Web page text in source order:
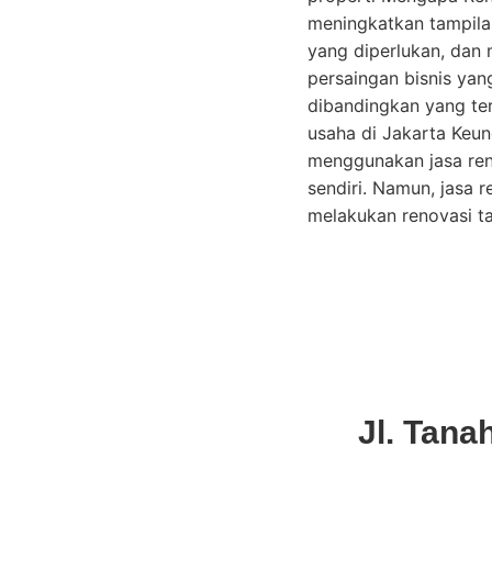
meningkatkan
yang diperlukan, dan
persaingan bisnis
dibandingkan yang
usaha di Jakarta
menggunakan jasa
sendiri. Namun, jasa
melakukan renovasi
Jl.